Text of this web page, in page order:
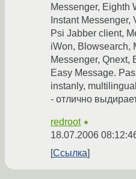
Messenger, Eighth
Instant Messenger,
Psi Jabber client,
iWon, Blowsearch,
Messenger, Qnext,
Easy Message.
instanly,
- отлично
redroot ★
18.07.2006
Ссылка